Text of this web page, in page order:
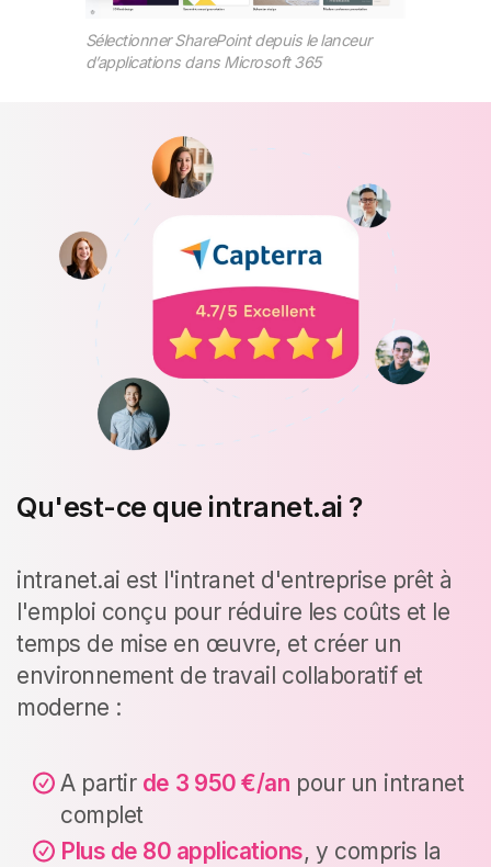
Sélectionner SharePoint depuis le lanceur
d’applications dans Microsoft 365
Qu'est-ce que intranet.ai ?
intranet.ai est l'intranet d'entreprise prêt à
l'emploi conçu pour réduire les coûts et le
temps de mise en œuvre, et créer un
environnement de travail collaboratif et
moderne :
A partir de 3 950 €/an pour un intranet
complet
Plus de 80 applications, y compris la